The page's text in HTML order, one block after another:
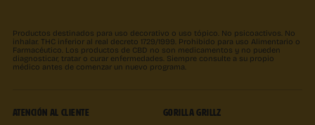
Productos destinados para uso decorativo o uso tópico. No psicoactivos. No
inhalar. THC inferior al real decreto 1729/1999. Prohibido para uso Alimentario o
Farmacéutico. Los productos de CBD no son medicamentos y no pueden
diagnosticar, tratar o curar enfermedades. Siempre consulte a su propio
médico antes de comenzar un nuevo programa.
ATENCIÓN AL CLIENTE GORILLA GRILLZ